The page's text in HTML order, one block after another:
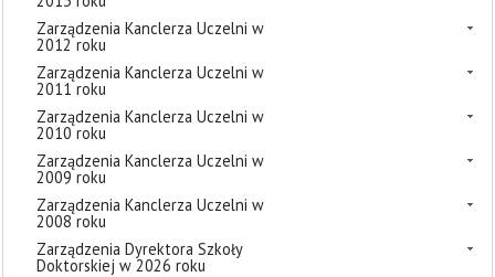
Zarządzenia Kanclerza Uczelni w
2012 roku
Zarządzenia Kanclerza Uczelni w
2011 roku
Zarządzenia Kanclerza Uczelni w
2010 roku
Zarządzenia Kanclerza Uczelni w
2009 roku
Zarządzenia Kanclerza Uczelni w
2008 roku
Zarządzenia Dyrektora Szkoły
Doktorskiej w 2026 roku